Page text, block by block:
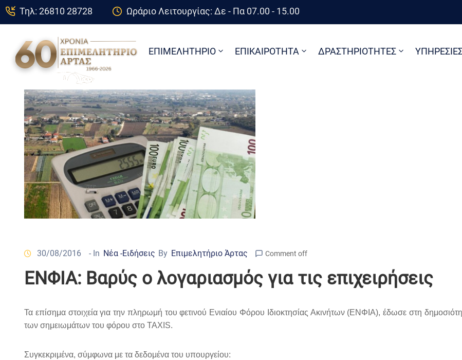
Τηλ: 26810 28728 Ωράριο Λειτουργίας: Δε - Πα 07.00 - 15.00
ΕΠΙΜΕΛΗΤΗΡΙΟ ΕΠΙΚΑΙΡΟΤΗΤΑ ΔΡΑΣΤΗΡΙΟΤΗΤΕΣ
30/08/2016 - In Νέα -Ειδήσεις By Επιμελητήριο Άρτας Comment off
ΕΝΦΙΑ: Βαρύς ο λογαριασμός για τις επιχειρήσεις
Τα επίσημα στοιχεία για την πληρωμή του φετινού Ενιαίου Φόρου Ιδιοκτησίας Ακινήτων (ΕΝΦΙΑ), έδωσε στη
των σημειωμάτων του φόρου στο TAXIS.
Συγκεκριμένα, σύμφωνα με τα δεδομένα του υπουργείου: